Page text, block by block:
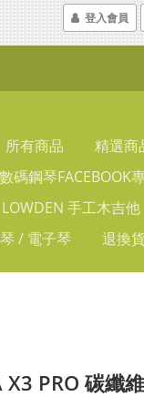
登入會員
所有商品 精選商
碼鋼琴FACEBOOK
LOWDEN 手工木吉他
/ 電子琴
退換
X3 PRO 碳纖